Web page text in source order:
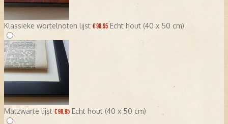
Klassieke wortelnoten lijst € 98,95 Echt hout (40 x 50 cm)
Matzwarte lijst € 98,95 Echt hout (40 x 50 cm)